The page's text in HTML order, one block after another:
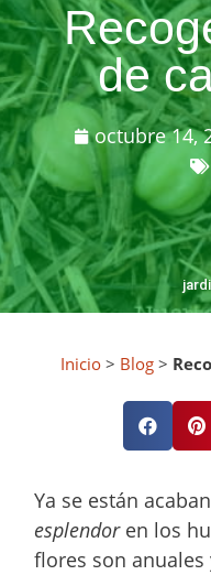
de
octubre 14,
Inicio > Blog >
Ya se están
esplendoren los
flores son